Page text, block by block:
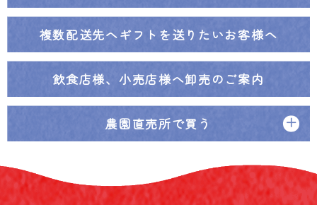
複数配送先へギフトを送りたいお客様へ
飲食店様、小売店様へ卸売のご案内
農園直売所で買う